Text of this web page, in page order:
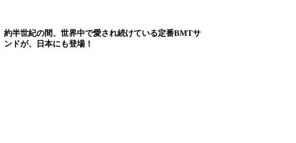
約半世紀の間、世界中で愛され続けている定番BMTサ
ンドが、日本にも登場！